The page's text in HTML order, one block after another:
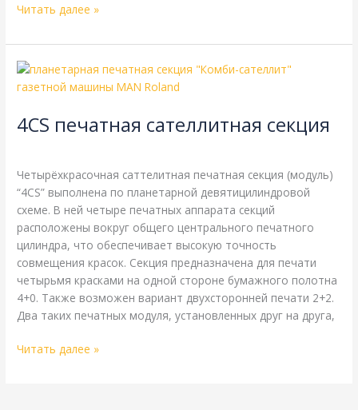
Читать далее »
4CS печатная сателлитная секция
Четырёхкрасочная саттелитная печатная секция (модуль)
“4CS” выполнена по планетарной девятицилиндровой
схеме. В ней четыре печатных аппарата секций
расположены вокруг общего центрального печатного
цилиндра, что обеспечивает высокую точность
совмещения красок. Секция предназначена для печати
четырьмя красками на одной стороне бумажного полотна
4+0. Также возможен вариант двухсторонней печати 2+2.
Два таких печатных модуля, установленных друг на друга,
4CS
печатная
секция
Читать далее »